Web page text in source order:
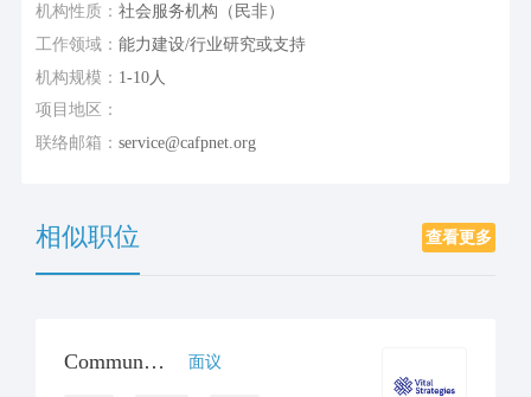
机构性质： 社会服务机构（民非）
工作领域： 能力建设/行业研究或支持
机构规模： 1-10人
项目地区：
联络邮箱： service@cafpnet.org
相似职位 查看更多
Communications Consultant 面议